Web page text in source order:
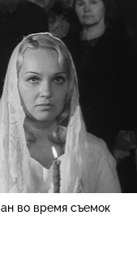
во время съемок